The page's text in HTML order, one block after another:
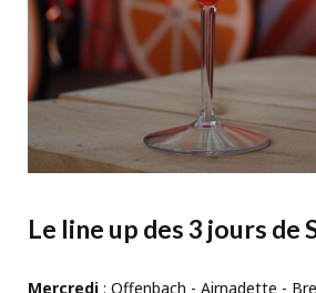
Le line up des 3 jours de
Mercredi : Offenbach - Airnadette -